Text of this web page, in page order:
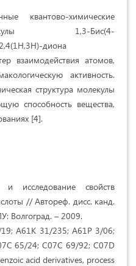
квантово-химические
1,3-Бис(4-
диона
взаимодействия атомов,
активность.
структура молекулы
способность вещества,
[4].
свойств
// Автореф. дисс. канд.
Волгоград. – 2009.
A61K 31/235; A61P 3/06;
65/24; C07C 69/92; C07D
acid derivatives, process